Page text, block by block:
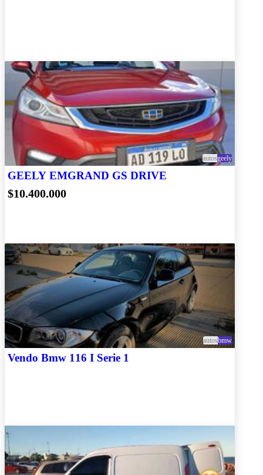
autosgeely
GEELY EMGRAND GS DRIVE
$10.400.000
autosbmw
Vendo Bmw 116 I Serie 1